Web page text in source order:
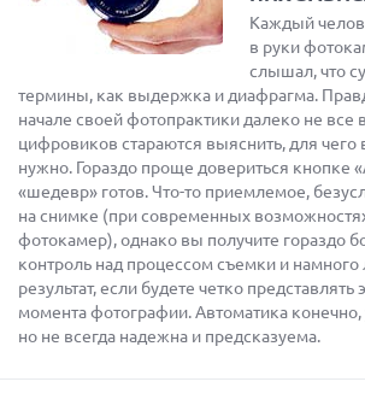
Каждый
в руки
слышал, что
термины, как выдержка и диафрагма.
начале своей фотопрактики далеко не все
цифровиков стараются выяснить, для чего
нужно. Гораздо проще довериться кнопке
«шедевр» готов. Что-то приемлемое,
на снимке (при современных
фотокамер), однако вы получите гораздо
контроль над процессом съемки и
результат, если будете четко
момента фотографии. Автоматика
но не всегда надежна и предсказуема.